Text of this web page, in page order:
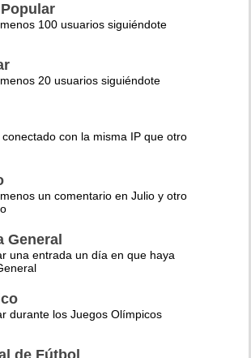
100 usuarios siguiéndote
20 usuarios siguiéndote
conectado con la misma IP que otro
un comentario en Julio y otro
General
una entrada un día en que haya
durante los Juegos Olímpicos
de Fútbol